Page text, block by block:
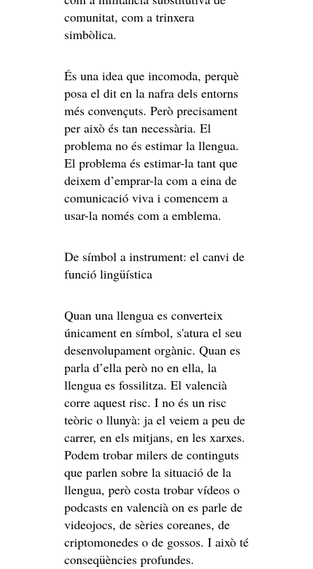
comunitat, com a trinxera
simbòlica.
És una idea que incomoda, perquè
posa el dit en la nafra dels entorns
més convençuts. Però precisament
per això és tan necessària. El
problema no és estimar la llengua.
El problema és estimar-la tant que
deixem d’emprar-la com a eina de
comunicació viva i comencem a
usar-la només com a emblema.
De símbol a instrument: el canvi de
funció lingüística
Quan una llengua es converteix
únicament en símbol, s'atura el seu
desenvolupament orgànic. Quan es
parla d’ella però no en ella, la
llengua es fossilitza. El valencià
corre aquest risc. I no és un risc
teòric o llunyà: ja el veiem a peu de
carrer, en els mitjans, en les xarxes.
Podem trobar milers de continguts
que parlen sobre la situació de la
llengua, però costa trobar vídeos o
podcasts en valencià on es parle de
videojocs, de sèries coreanes, de
criptomonedes o de gossos. I això té
conseqüències profundes.